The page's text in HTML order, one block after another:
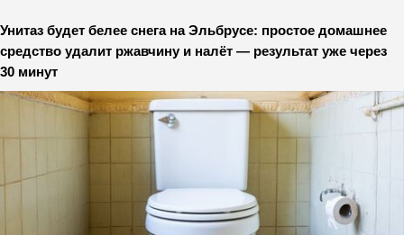
Унитаз будет белее снега на Эльбрусе: простое домашнее
средство удалит ржавчину и налёт — результат уже через
30 минут